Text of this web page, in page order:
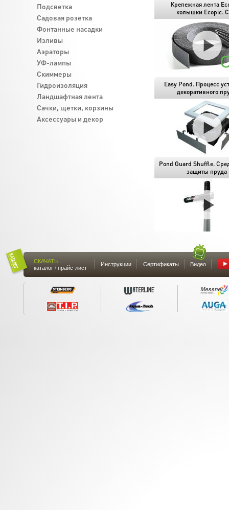
Крепежная лента
колышки Ecopic.
Easy Pond. Процесс
декоративного
Pond Guard Shuffle.
защиты пруда
Подсветка
Садовая розетка
Фонтанные насадки
Изливы
Аэраторы
УФ-лампы
Скиммеры
Гидроизоляция
Ландшафтная лента
Cачки, щетки, корзины
Аксессуары и декор
СКАЧАТЬ
каталог / прайс-лист
Инструкции Сертификаты Видео